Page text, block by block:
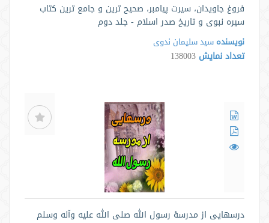
فروغ جاویدان، سیرت پیامبر، صحیح ترین و جامع ترین کتاب
سیره نبوی و تاریخ صدر اسلام - جلد دوم
نویسنده سید سلیمان ندوی
تعداد نمایش 138003
درسهایی از مدرسۀ رسول الله صلی الله علیه وآله وسلم